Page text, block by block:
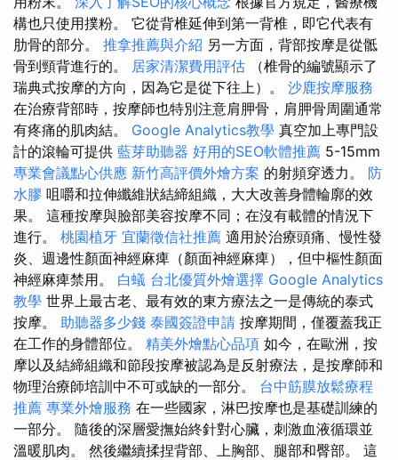
構也只使用撲粉。 它從背椎延伸到第一背椎，即它代表有
肋骨的部分。 推拿推薦與介紹 另一方面，背部按摩是從骶
骨到頸背進行的。 居家清潔費用評估 （椎骨的編號顯示了
瑞典式按摩的方向，因為它是從下往上）。 沙鹿按摩服務
在治療背部時，按摩師也特別注意肩胛骨，肩胛骨周圍通常
有疼痛的肌肉結。 Google Analytics教學 真空加上專門設
計的滾輪可提供 藍芽助聽器 好用的SEO軟體推薦 5-15mm
專業會議點心供應 新竹高評價外燴方案 的射頻穿透力。 防
水膠 咀嚼和拉伸纖維狀結締組織，大大改善身體輪廓的效
果。 這種按摩與臉部美容按摩不同；在沒有載體的情況下
進行。 桃園植牙 宜蘭徵信社推薦 適用於治療頭痛、慢性發
炎、週邊性顏面神經麻痺（顏面神經麻痺），但中樞性顏面
神經麻痺禁用。 白蟻 台北優質外燴選擇 Google Analytics
教學 世界上最古老、最有效的東方療法之一是傳統的泰式
按摩。 助聽器多少錢 泰國簽證申請 按摩期間，僅覆蓋我正
在工作的身體部位。 精美外燴點心品項 如今，在歐洲，按
摩以及結締組織和節段按摩被認為是反射療法，是按摩師和
物理治療師培訓中不可或缺的一部分。 台中筋膜放鬆療程
推薦 專業外燴服務 在一些國家，淋巴按摩也是基礎訓練的
一部分。 隨後的深層愛撫始終針對心臟，刺激血液循環並
溫暖肌肉。 然後繼續揉捏背部、上胸部、腿部和臀部。 這